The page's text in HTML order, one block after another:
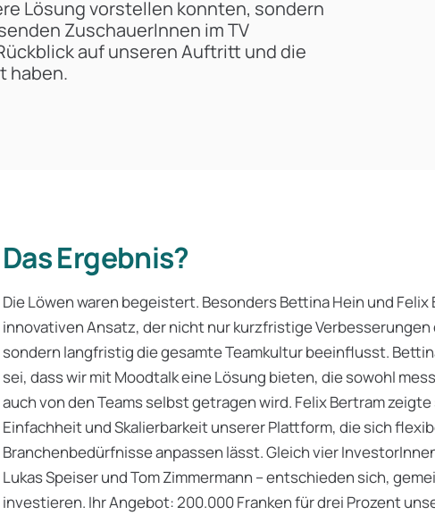
Lösung vorstellen konnten, sondern
ZuschauerInnen im TV
auf unseren Auftritt und die
haben.
Das Ergebnis?
Die Löwen waren begeistert. Besonders Bettina Hein und
innovativen Ansatz, der nicht nur kurzfristige
sondern langfristig die gesamte Teamkultur beeinflusst.
sei, dass wir mit Moodtalk eine Lösung bieten, die sowohl
auch von den Teams selbst getragen wird. Felix Bertram
Einfachheit und Skalierbarkeit unserer Plattform, die sich
Branchenbedürfnisse anpassen lässt. Gleich vier
Lukas Speiser und Tom Zimmermann – entschieden sich,
investieren. Ihr Angebot: 200.000 Franken für drei Prozent